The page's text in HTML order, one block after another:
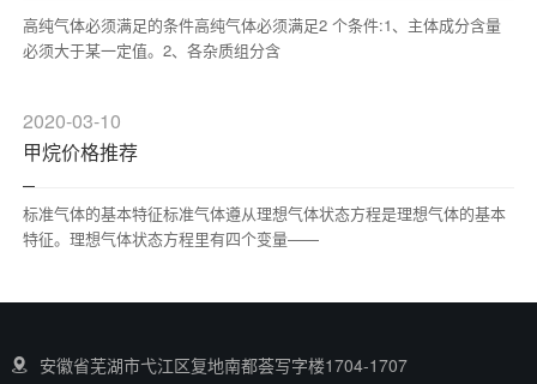
高纯气体必须满足的条件高纯气体必须满足2 个条件:1、主体成分含量
必须大于某一定值。2、各杂质组分含
2020-03-10
甲烷价格推荐
标准气体的基本特征标准气体遵从理想气体状态方程是理想气体的基本
特征。理想气体状态方程里有四个变量——
安徽省芜湖市弋江区复地南都荟写字楼1704-1707